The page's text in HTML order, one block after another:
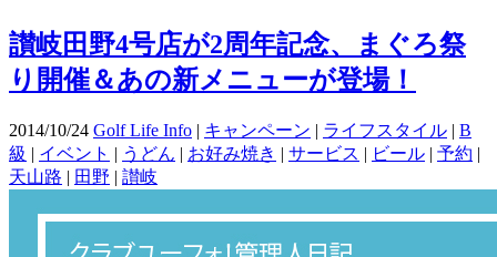
讃岐田野4号店が2周年記念、まぐろ祭
り開催＆あの新メニューが登場！
2014/10/24 Golf Life Info | キャンペーン | ライフスタイル | B
級 | イベント | うどん | お好み焼き | サービス | ビール | 予約 |
天山路 | 田野 | 讃岐